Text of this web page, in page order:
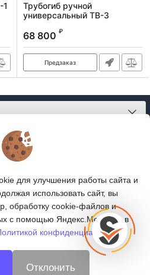
1
Трубогиб ручной
универсальный TB-3
373232
68 800 ₽
Предзаказ
для улучшения работы сайта и
использовать сайт, вы
обработку cookie-файлов и
с помощью Яндекс.Метрика, в
конфиденциальности.
Отклонить